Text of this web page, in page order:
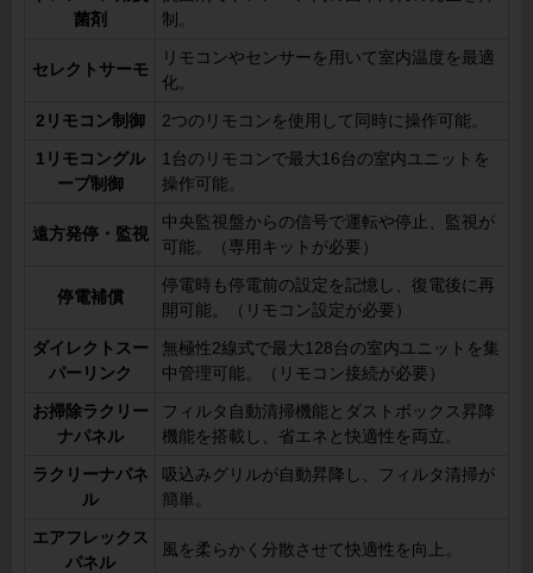
菌剤
制。
セレクトサーモ
リモコンやセンサーを用いて室内温度を最適
化。
2リモコン制御 2つのリモコンを使用して同時に操作可能。
1リモコングル
ープ制御
1台のリモコンで最大16台の室内ユニットを
操作可能。
遠方発停・監視
中央監視盤からの信号で運転や停止、監視が
可能。（専用キットが必要）
停電補償
停電時も停電前の設定を記憶し、復電後に再
開可能。（リモコン設定が必要）
ダイレクトスー
パーリンク
無極性2線式で最大128台の室内ユニットを集
中管理可能。（リモコン接続が必要）
お掃除ラクリー
ナパネル
フィルタ自動清掃機能とダストボックス昇降
機能を搭載し、省エネと快適性を両立。
ラクリーナパネ
ル
吸込みグリルが自動昇降し、フィルタ清掃が
簡単。
エアフレックス
パネル
風を柔らかく分散させて快適性を向上。